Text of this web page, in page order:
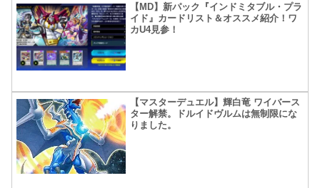
【MD】新パック『インドミタブル・プラ
イド』カードリスト＆オススメ紹介！ワ
カU4見参！
【マスターデュエル】輝白竜 ワイバース
ター解禁。ドルイドヴルムは無制限にな
りました。